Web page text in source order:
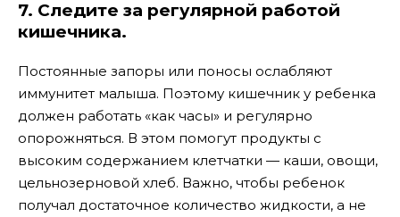
7. Следите за регулярной работой
кишечника.
Постоянные запоры или поносы ослабляют
иммунитет малыша. Поэтому кишечник у ребенка
должен работать «как часы» и регулярно
опорожняться. В этом помогут продукты с
высоким содержанием клетчатки — каши, овощи,
цельнозерновой хлеб. Важно, чтобы ребенок
получал достаточное количество жидкости, а не